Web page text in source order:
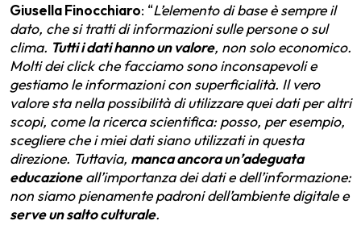
Giusella Finocchiaro: “L’elemento di base è sempre il
dato, che si tratti di informazioni sulle persone o sul
clima. Tutti i dati hanno un valore, non solo economico.
Molti dei click che facciamo sono inconsapevoli e
gestiamo le informazioni con superficialità. Il vero
valore sta nella possibilità di utilizzare quei dati per altri
scopi, come la ricerca scientifica: posso, per esempio,
scegliere che i miei dati siano utilizzati in questa
direzione. Tuttavia, manca ancora un’adeguata
educazioneall’importanza dei dati e dell’informazione:
non siamo pienamente padroni dell’ambiente digitale e
serve un salto culturale.